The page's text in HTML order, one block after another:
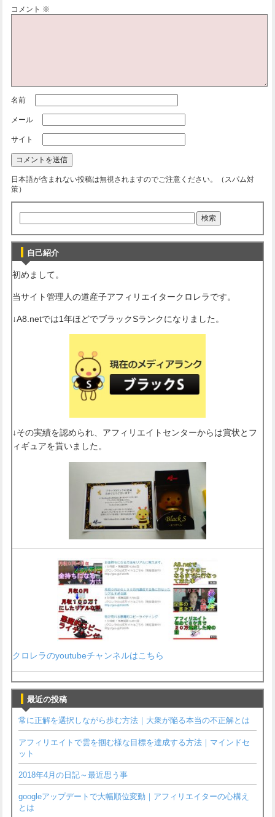
コメント ※
名前
メール
サイト
日本語が含まれない投稿は無視されますのでご注意ください。（スパム対
策）
自己紹介
初めまして。
当サイト管理人の道産子アフィリエイタークロレラです。
↓A8.netでは1年ほどでブラックSランクになりました。
↓その実績を認められ、アフィリエイトセンターからは賞状とフ
ィギュアを貰いました。
クロレラのyoutubeチャンネルはこちら
最近の投稿
常に正解を選択しながら歩む方法｜大衆が陥る本当の不正解とは
アフィリエイトで雲を掴む様な目標を達成する方法｜マインドセ
ット
2018年4月の日記～最近思う事
googleアップデートで大幅順位変動｜アフィリエイターの心構え
とは